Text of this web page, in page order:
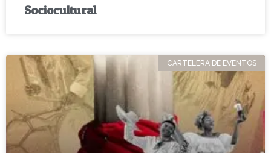
Sociocultural
CARTELERA DE EVENTOS